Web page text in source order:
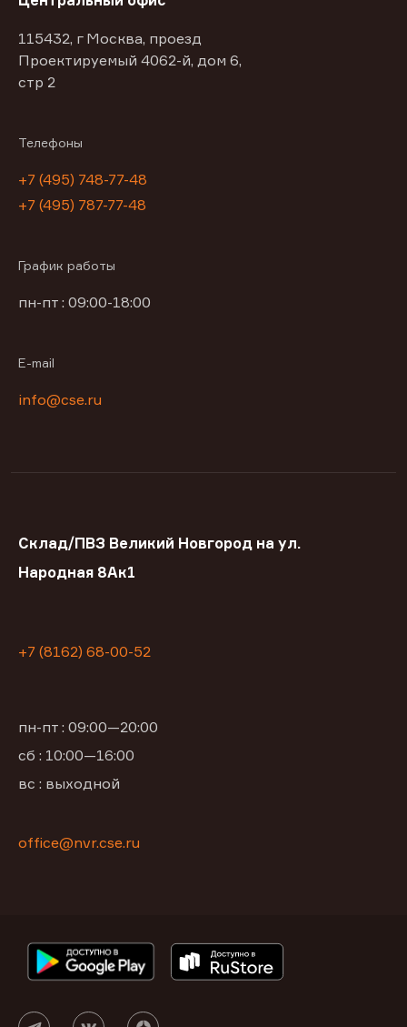
115432, г Москва, проезд
Проектируемый 4062-й, дом 6,
стр 2
Телефоны
+7 (495) 748-77-48
+7 (495) 787-77-48
График работы
пн-пт : 09:00-18:00
E-mail
info@cse.ru
Склад/ПВЗ Великий Новгород на ул.
Народная 8Ак1
+7 (8162) 68-00-52
пн-пт : 09:00—20:00
сб : 10:00—16:00
вс : выходной
office@nvr.cse.ru